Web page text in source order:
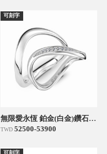
可刻字
無限愛永恆 鉑金(白金)鑽石結婚對戒
TWD 52500-53900
可刻字